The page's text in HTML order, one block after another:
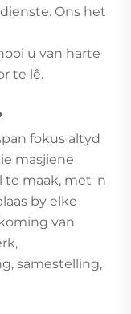
Ons het
u van harte
te lê.
fokus altyd
masjiene
te maak, met 'n
by elke
van
samestelling,